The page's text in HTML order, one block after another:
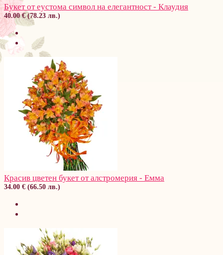
Букет от еустома символ на елегантност - Клаудия
40.00 € (78.23 лв.)
Красив цветен букет от алстромерия - Емма
34.00 € (66.50 лв.)